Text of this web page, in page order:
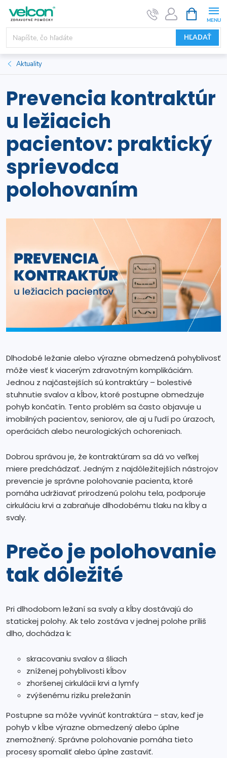
obsah
HĽADAŤ
KOŠÍK
Aktuality
Prevencia kontraktúr
u ležiacich
pacientov: praktický
sprievodca
polohovaním
Dlhodobé ležanie alebo výrazne obmedzená pohyblivosť
môže viesť k viacerým zdravotným komplikáciám.
Jednou z najčastejších sú kontraktúry – bolestivé
stuhnutie svalov a kĺbov, ktoré postupne obmedzuje
pohyb končatín. Tento problém sa často objavuje u
imobilných pacientov, seniorov, ale aj u ľudí po úrazoch,
operáciách alebo neurologických ochoreniach.
Dobrou správou je, že kontraktúram sa dá vo veľkej
miere predchádzať. Jedným z najdôležitejších nástrojov
prevencie je správne polohovanie pacienta, ktoré
pomáha udržiavať prirodzenú polohu tela, podporuje
cirkuláciu krvi a zabraňuje dlhodobému tlaku na kĺby a
svaly.
Prečo je polohovanie
tak dôležité
Pri dlhodobom ležaní sa svaly a kĺby dostávajú do
statickej polohy. Ak telo zostáva v jednej polohe príliš
dlho, dochádza k:
skracovaniu svalov a šliach
zníženej pohyblivosti kĺbov
zhoršenej cirkulácii krvi a lymfy
zvýšenému riziku preležanín
Postupne sa môže vyvinúť kontraktúra – stav, keď je
pohyb v kĺbe výrazne obmedzený alebo úplne
znemožnený. Správne polohovanie pomáha tieto
procesy spomaliť alebo úplne zastaviť.